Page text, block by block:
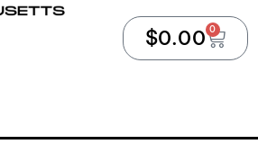
$0.00 0